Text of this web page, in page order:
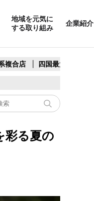
地域を元気に
する取り組み
企業紹介
複合店 四国最大スリコ
彩る夏の